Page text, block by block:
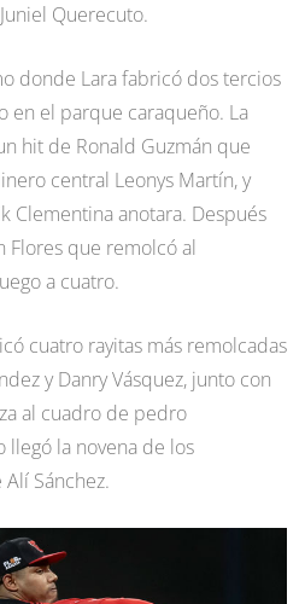
Querecuto.
donde Lara fabricó dos tercios
en el parque caraqueño. La
hit de Ronald Guzmán que
central Leonys Martín, y
Clementina anotara. Después
Flores que remolcó al
a cuatro.
cuatro rayitas más remolcadas
y Danry Vásquez, junto con
al cuadro de pedro
llegó la novena de los
Sánchez.